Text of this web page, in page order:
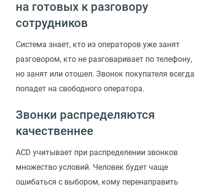
на готовых к разговору
сотрудников
Система знает, кто из операторов уже занят
разговором, кто не разговаривает по телефону,
но занят или отошел. Звонок покупателя всегда
попадет на свободного оператора.
Звонки распределяются
качественнее
ACD учитывает при распределении звонков
множество условий. Человек будет чаще
ошибаться с выбором, кому перенаправить